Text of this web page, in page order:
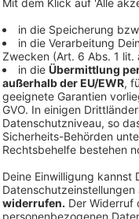
dass
man vielleicht
das dann